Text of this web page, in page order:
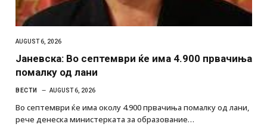
AUGUST 6, 2026
Јаневска: Во септември ќе има 4.900 првачиња
Во септември ќе има околу 4.900 првачиња помалку од лани,